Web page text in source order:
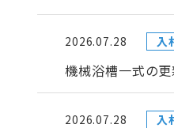
2026.07.28 入
機械浴槽一式の更
2026.07.28 入